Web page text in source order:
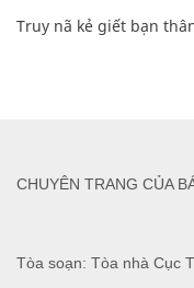
Truy nã kẻ giết bạn
Tòa soạn: Tòa nhà Cục
CHUYÊN TRANG CỦA